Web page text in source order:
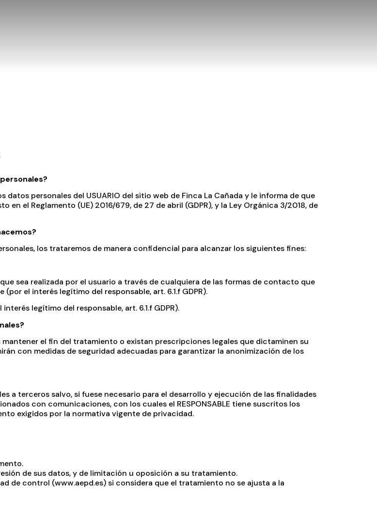
datos personales del USUARIO del sitio web de Finca La Cañada y le informa de que
el Reglamento (UE) 2016/679, de 27 de abril (GDPR), y la Ley Orgánica 3/2018, de
los trataremos de manera confidencial para alcanzar los siguientes fines:
sea realizada por el usuario a través de cualquiera de las formas de contacto que
el interés legítimo del responsable, art. 6.1.f GDPR).
legítimo del responsable, art. 6.1.f GDPR).
el fin del tratamiento o existan prescripciones legales que dictaminen su
con medidas de seguridad adecuadas para garantizar la anonimización de los
a terceros salvo, si fuese necesario para el desarrollo y ejecución de las finalidades
con comunicaciones, con los cuales el RESPONSABLE tiene suscritos los
exigidos por la normativa vigente de privacidad.
de sus datos, y de limitación u oposición a su tratamiento.
de control (www.aepd.es) si considera que el tratamiento no se ajusta a la